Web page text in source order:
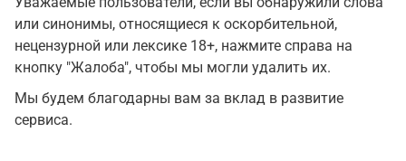
или синонимы, относящиеся к оскорбительной,
нецензурной или лексике 18+, нажмите справа на
кнопку "Жалоба", чтобы мы могли удалить их.
Мы будем благодарны вам за вклад в развитие
сервиса.